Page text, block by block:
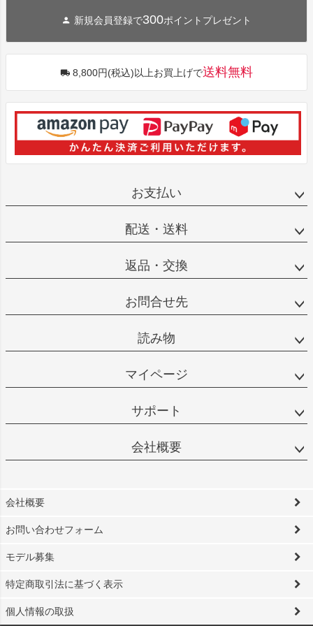
新規会員登録で300ポイントプレゼント
8,800円(税込)以上お買上げで送料無料
お支払い
配送・送料
返品・交換
お問合せ先
読み物
マイページ
サポート
会社概要
会社概要
お問い合わせフォーム
モデル募集
特定商取引法に基づく表示
個人情報の取扱